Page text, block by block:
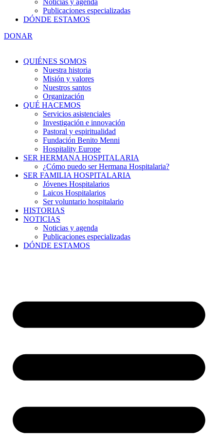
Noticias y agenda
Publicaciones especializadas
DÓNDE ESTAMOS
DONAR
QUIÉNES SOMOS
Nuestra historia
Misión y valores
Nuestros santos
Organización
QUÉ HACEMOS
Servicios asistenciales
Investigación e innovación
Pastoral y espiritualidad
Fundación Benito Menni
Hospitality Europe
SER HERMANA HOSPITALARIA
¿Cómo puedo ser Hermana Hospitalaria?
SER FAMILIA HOSPITALARIA
Jóvenes Hospitalarios
Laicos Hospitalarios
Ser voluntario hospitalario
HISTORIAS
NOTICIAS
Noticias y agenda
Publicaciones especializadas
DÓNDE ESTAMOS